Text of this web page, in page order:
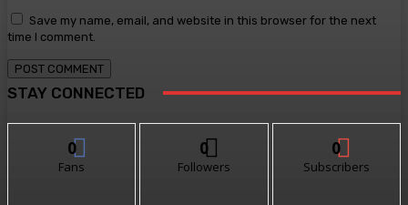
Save my name, email, and website in this browser for the next
time I comment.
STAY CONNECTED
0
Fans
0
Followers
0
Subscribers